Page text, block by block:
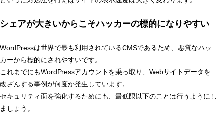
シェアが大きいからこそハッカーの標的になりやすい
WordPressは世界で最も利用されているCMSであるため、悪質なハッ
カーから標的にされやすいです。
これまでにもWordPressアカウントを乗っ取り、Webサイトデータを
改ざんする事例が何度か発生しています。
セキュリティ面を強化するためにも、最低限以下のことは行うようにし
ましょう。